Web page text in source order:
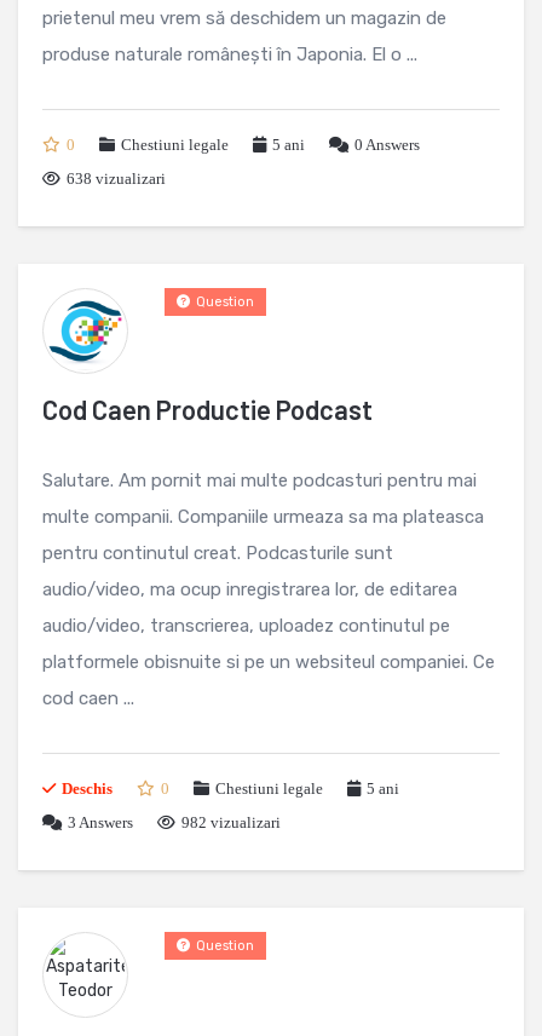
prietenul meu vrem să deschidem un magazin de
produse naturale românești în Japonia. El o ...
0 Chestiuni legale 5 ani 0 Answers
638 vizualizari
Cod Caen Productie Podcast
Question
Salutare. Am pornit mai multe podcasturi pentru mai
multe companii. Companiile urmeaza sa ma plateasca
pentru continutul creat. Podcasturile sunt
audio/video, ma ocup inregistrarea lor, de editarea
audio/video, transcrierea, uploadez continutul pe
platformele obisnuite si pe un websiteul companiei. Ce
cod caen ...
Deschis 0 Chestiuni legale
5 ani
3 Answers 982 vizualizari
Question